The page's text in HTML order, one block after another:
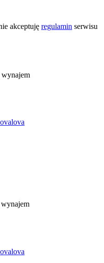
akceptuję regulamin serwisu
wynajem
wynajem